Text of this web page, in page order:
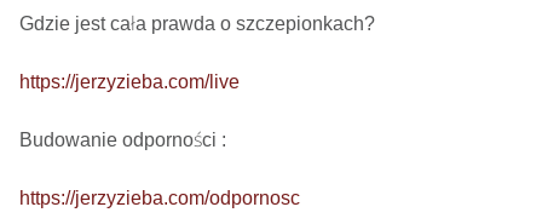
Gdzie jest cała prawda o szczepionkach?
https://jerzyzieba.com/live
Budowanie odporności :
https://jerzyzieba.com/odpornosc